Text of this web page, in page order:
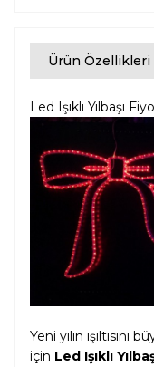
Ürün Özellikleri
Led Işıklı Yılbaşı
Yeni yılın
için Led Işıklı